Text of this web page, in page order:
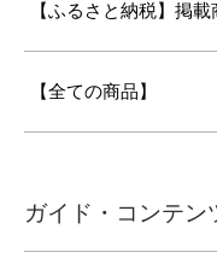
【ふるさと納税】掲
【全ての商品】
ガイド・コンテン